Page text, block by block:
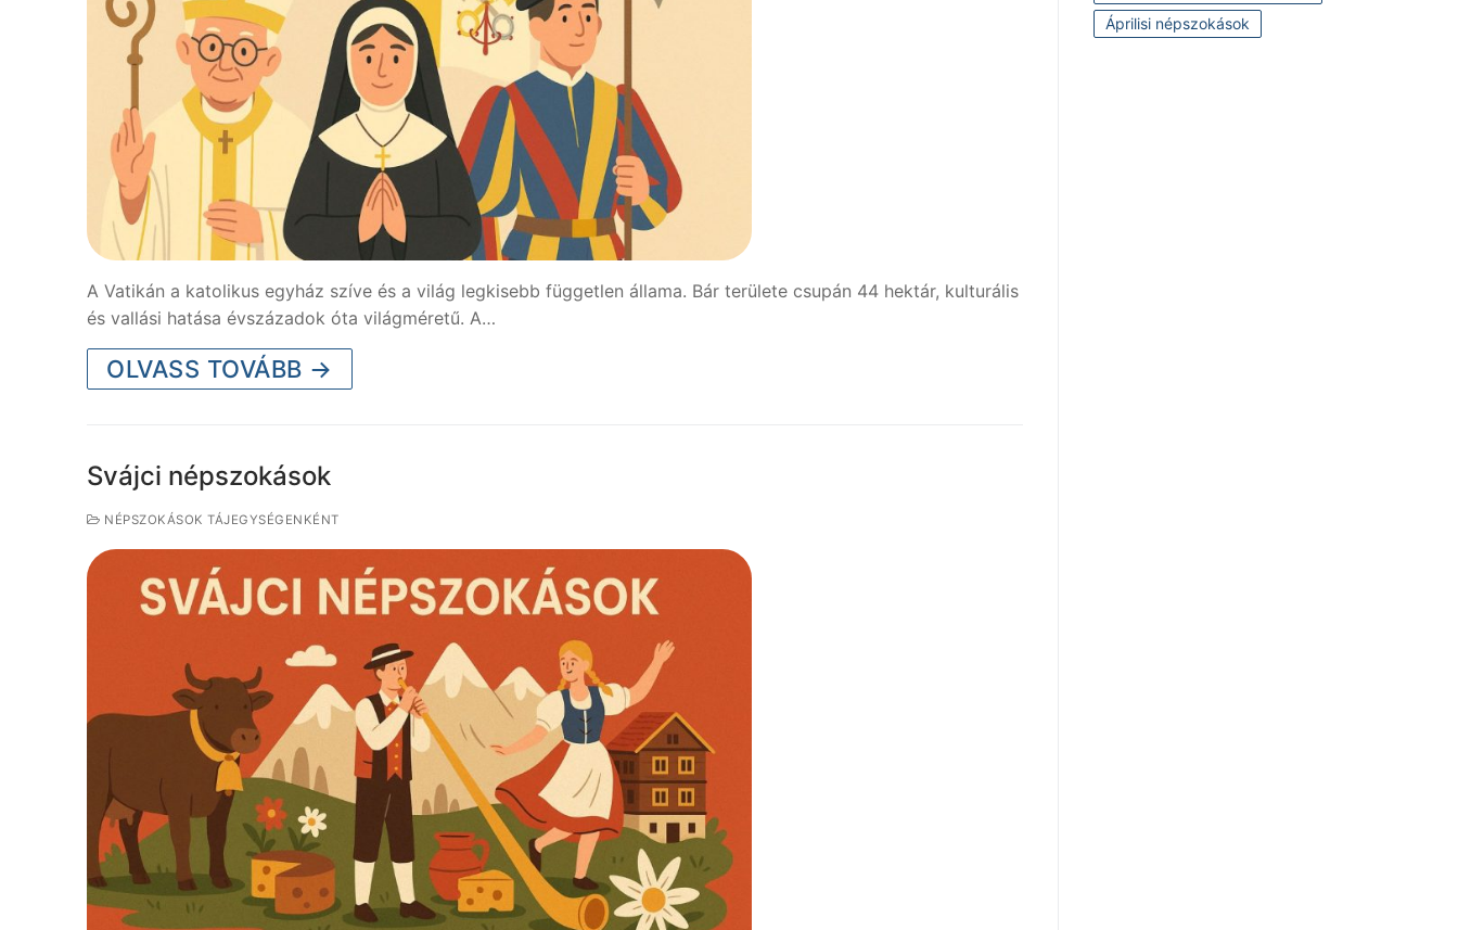
A Vatikán a katolikus egyház szíve és a világ legkisebb független állama. Bár területe csupán 44 hektár, kulturális
és vallási hatása évszázadok óta világméretű. A…
OLVASS TOVÁBB →
Svájci népszokások
NÉPSZOKÁSOK TÁJEGYSÉGENKÉNT
Áprilisi népszokások